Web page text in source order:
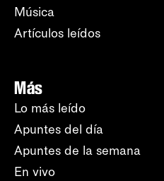
Música
Artículos leídos
Más
Lo más leído
Apuntes del día
Apuntes de la semana
En vivo